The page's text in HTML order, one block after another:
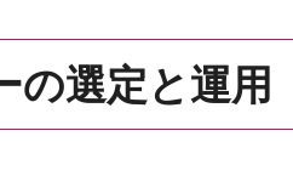
の選定と運用